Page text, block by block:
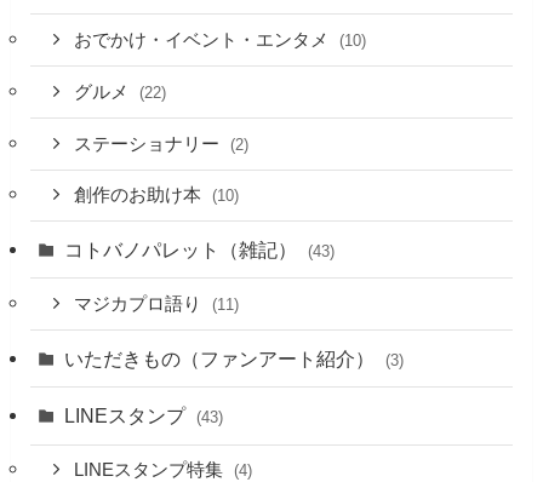
おでかけ・イベント・エンタメ (10)
グルメ (22)
ステーショナリー (2)
創作のお助け本 (10)
コトバノパレット（雑記） (43)
マジカプロ語り (11)
いただきもの（ファンアート紹介） (3)
LINEスタンプ (43)
LINEスタンプ特集 (4)